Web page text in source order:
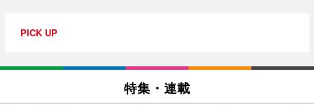
PICK UP
特集・連載